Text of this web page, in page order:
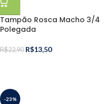
Tampão Rosca Macho 3/4
Polegada
R$22,90 R$13,50
-23%